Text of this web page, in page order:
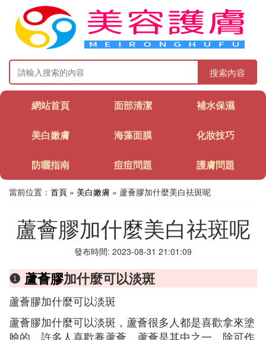
搜索內容
網站首頁 面部清潔 補水保濕
美白嫩膚 海藻面膜 化妝技巧
防曬指南 痘痘問題 護膚問題
當前位置： 首頁 » 美白嫩膚 » 蘆薈膠加什麼美白祛斑呢
蘆薈膠加什麼美白祛斑呢
發布時間: 2023-08-31 21:01:09
❶ 蘆薈膠加什麼可以淡斑
蘆薈膠加什麼可以淡斑
蘆薈膠加什麼可以淡斑，蘆薈很多人都是喜歡拿來塗
臉的，許多人喜歡養蘆薈，蘆薈是其中之一。除可作